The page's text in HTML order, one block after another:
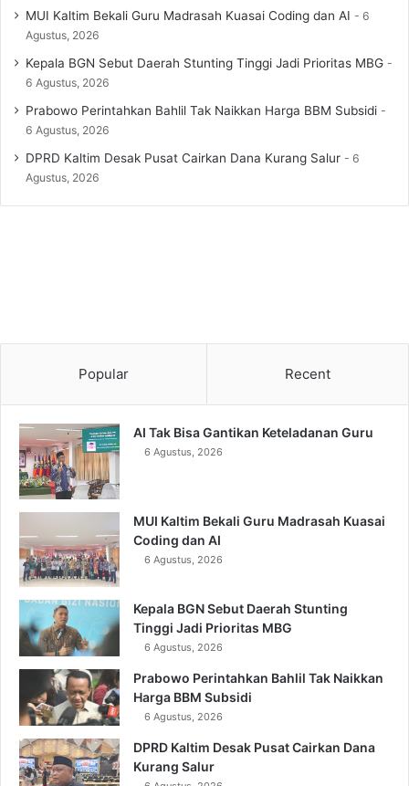
MUI Kaltim Bekali Guru Madrasah Kuasai Coding dan AI
6
Agustus, 2026
Kepala BGN Sebut Daerah Stunting Tinggi Jadi Prioritas MBG
6 Agustus, 2026
Prabowo Perintahkan Bahlil Tak Naikkan Harga BBM Subsidi
6 Agustus, 2026
DPRD Kaltim Desak Pusat Cairkan Dana Kurang Salur
6
Agustus, 2026
Popular Recent
AI Tak Bisa Gantikan Keteladanan Guru
6 Agustus, 2026
MUI Kaltim Bekali Guru Madrasah Kuasai
Coding dan AI
6 Agustus, 2026
Kepala BGN Sebut Daerah Stunting
Tinggi Jadi Prioritas MBG
6 Agustus, 2026
Prabowo Perintahkan Bahlil Tak Naikkan
Harga BBM Subsidi
6 Agustus, 2026
DPRD Kaltim Desak Pusat Cairkan Dana
Kurang Salur